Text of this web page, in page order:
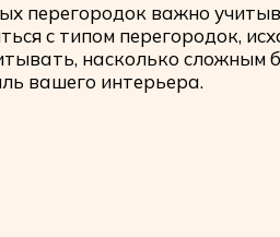
перегородок важно
с типом перегородок,
насколько сложным
вашего интерьера.